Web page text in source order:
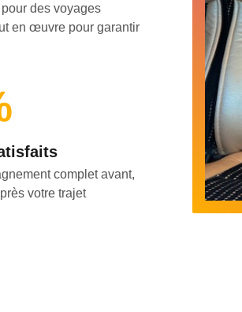
des voyages
en œuvre pour garantir
complet avant,
votre trajet